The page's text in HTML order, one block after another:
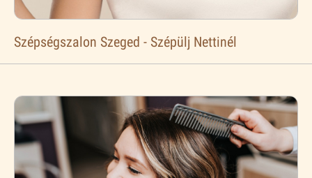
Szépségszalon Szeged - Szépülj Nettinél